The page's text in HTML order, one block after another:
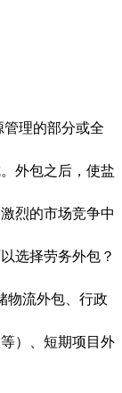
理的部分或全
外包之后，使盐
烈的市场竞争中
选择劳务外包？
物流外包、行政
）、短期项目外